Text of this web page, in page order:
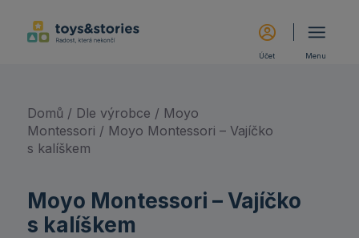
Menu
Účet
Domů / Dle výrobce / Moyo
Montessori / Moyo Montessori – Vajíčko
s kalíškem
Moyo Montessori – Vajíčko
s kalíškem